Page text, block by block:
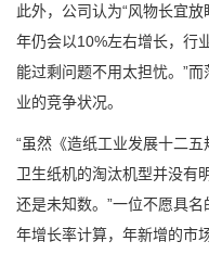
此外，公司认为“风物长宜
年仍会以10%左右增长，行
能过剩问题不用太担忧。”
业的竞争状况。
“虽然《造纸工业发展十二
卫生纸机的淘汰机型并没有
还是未知数。”一位不愿具
年增长率计算，年新增的市